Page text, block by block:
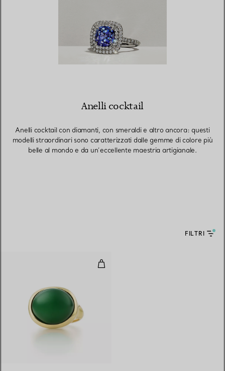
Anelli cocktail
Anelli cocktail con diamanti, con smeraldi e altro ancora: questi
modelli straordinari sono caratterizzati dalle gemme di colore più
belle al mondo e da un’eccellente maestria artigianale.
FILTRI
Anello Cabochon in oro giallo